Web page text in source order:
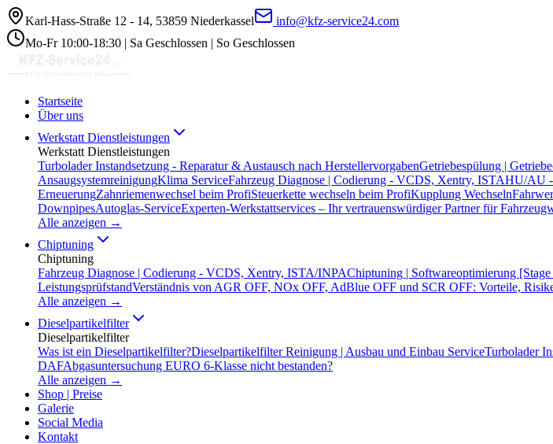
Karl-Hass-Straße 12 - 14, 53859 Niederkassel
info@kfz-service24.com
Mo-Fr 10:00-18:30 | Sa Geschlossen | So Geschlossen
Startseite
Über uns
Werkstatt Dienstleistungen
Werkstatt Dienstleistungen
Turbolader Instandsetzung - Reparatur & Austausch nach HerstellervorgabenGetriebespülung |
AnsaugsystemreinigungKlima ServiceFahrzeug Diagnose | Codierung - VCDS, Xentry, ISTAHU/AU
ErneuerungZahnriemenwechsel beim ProfiSteuerkette wechseln beim ProfiKupplung Wechseln
DownpipesAutoglas-ServiceExperten-Werkstattservices – Ihr vertrauenswürdiger Partner für
Alle anzeigen →
Chiptuning
Chiptuning
Fahrzeug Diagnose | Codierung - VCDS, Xentry, ISTA/INPAChiptuning | Softwareoptimierung
LeistungsprüfstandVerständnis von AGR OFF, NOx OFF, AdBlue OFF und SCR OFF: Vorteile,
Alle anzeigen →
Dieselpartikelfilter
Dieselpartikelfilter
Was ist ein Dieselpartikelfilter?Dieselpartikelfilter Reinigung | Ausbau und Einbau ServiceTurbolader
DAFAbgasuntersuchung EURO 6-Klasse nicht bestanden?
Alle anzeigen →
Shop | Preise
Galerie
Social Media
Kontakt